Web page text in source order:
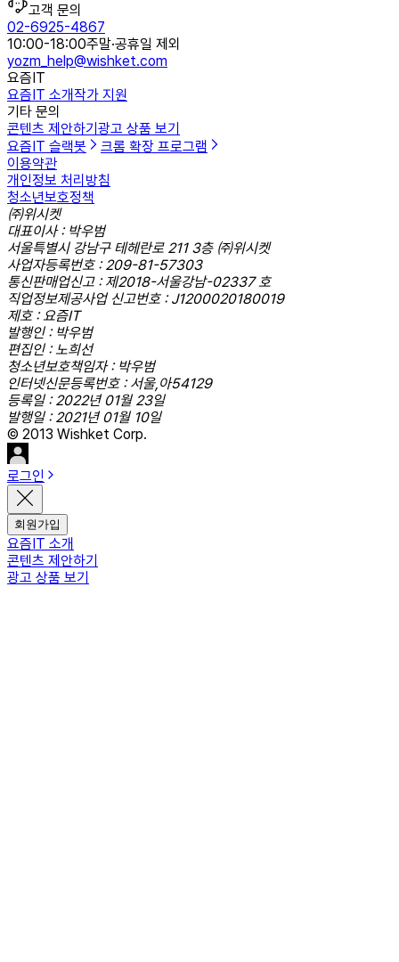
고객 문의
02-6925-4867
10:00-18:00주말·공휴일 제외
yozm_help@wishket.com
요즘IT
요즘IT 소개작가 지원
기타 문의
콘텐츠 제안하기광고 상품 보기
요즘IT 슬랙봇
크롬 확장 프로그램
이용약관
개인정보 처리방침
청소년보호정책
㈜위시켓
대표이사 : 박우범
서울특별시 강남구 테헤란로 211 3층 ㈜위시켓
사업자등록번호 : 209-81-57303
통신판매업신고 : 제2018-서울강남-02337 호
직업정보제공사업 신고번호 : J1200020180019
제호 : 요즘IT
발행인 : 박우범
편집인 : 노희선
청소년보호책임자 : 박우범
인터넷신문등록번호 : 서울,아54129
등록일 : 2022년 01월 23일
발행일 : 2021년 01월 10일
© 2013 Wishket Corp.
로그인
회원가입
요즘IT 소개
콘텐츠 제안하기
광고 상품 보기